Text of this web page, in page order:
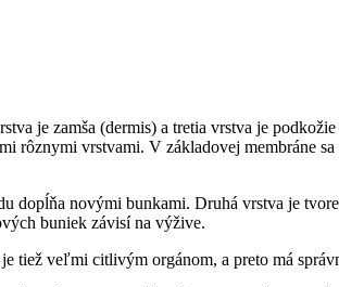
je zamša (dermis) a tretia vrstva je
rôznymi vrstvami. V základovej membráne
dopĺňa novými bunkami. Druhá vrstva je
buniek závisí na výžive.
tiež veľmi citlivým orgánom, a preto má